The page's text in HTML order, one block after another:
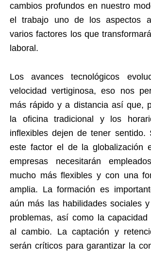
cambios profundos en nuestro
el trabajo uno de los aspectos
varios factores los que
laboral.
Los avances tecnológicos
velocidad vertiginosa, eso nos
más rápido y a distancia así que,
la oficina tradicional y los
inflexibles dejen de tener sentido.
este factor el de la globalización
empresas necesitarán
mucho más flexibles y con una
amplia. La formación es
aún más las habilidades sociales
problemas, así como la capacidad
al cambio. La captación y
serán críticos para garantizar la